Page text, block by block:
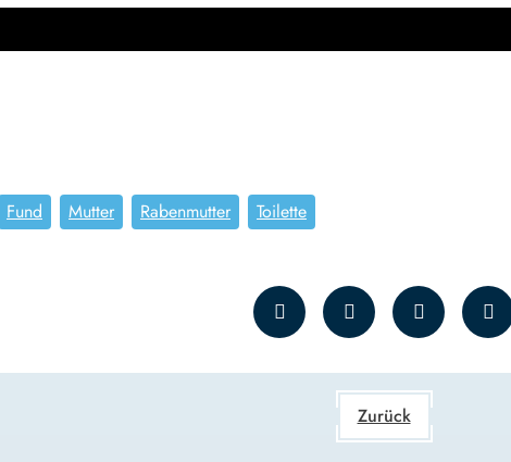
Fund Mutter Rabenmutter Toilette
Zurück